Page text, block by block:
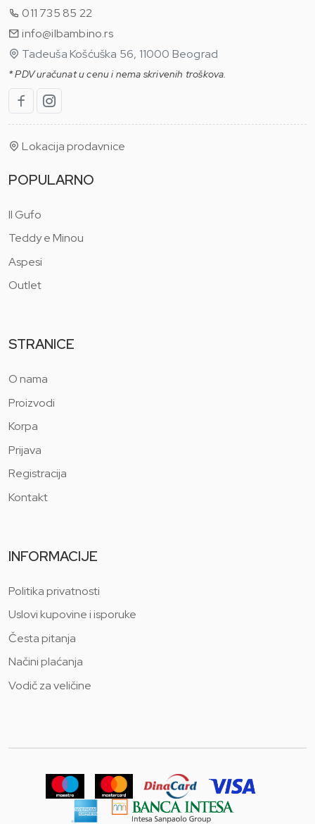
011 735 85 22
info@ilbambino.rs
Tadeuša Košćuška 56, 11000 Beograd
* PDV uračunat u cenu i nema skrivenih troškova.
Lokacija prodavnice
POPULARNO
Il Gufo
Teddy e Minou
Aspesi
Outlet
STRANICE
O nama
Proizvodi
Korpa
Prijava
Registracija
Kontakt
INFORMACIJE
Politika privatnosti
Uslovi kupovine i isporuke
Česta pitanja
Načini plaćanja
Vodič za veličine